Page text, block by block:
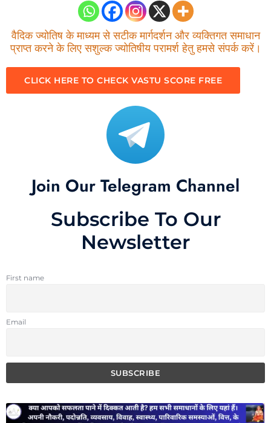
वैदिक ज्योतिष के माध्यम से सटीक मार्गदर्शन और व्यक्तिगत समाधान
प्राप्त करने के लिए सशुल्क ज्योतिषीय परामर्श हेतु हमसे संपर्क करें।
CLICK HERE TO CHECK VASTU SCORE FREE
Join Our Telegram Channel
Subscribe To Our
Newsletter
First name
Email